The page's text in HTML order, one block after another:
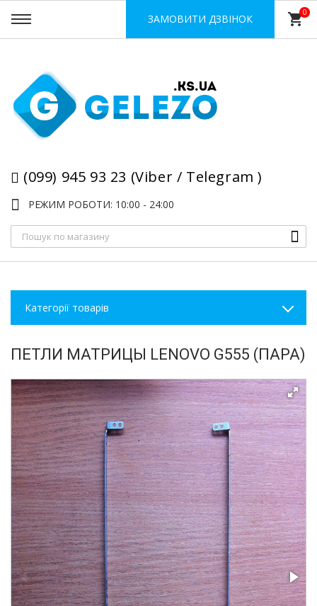
(099) 945 93 23 (Viber / Telegram )
РЕЖИМ РОБОТИ: 10:00 - 24:00
ЗАМОВИТИ ДЗВІНОК shopping_cart0
Категорії товарів
ПЕТЛИ МАТРИЦЫ LENOVO G555 (ПАРА)